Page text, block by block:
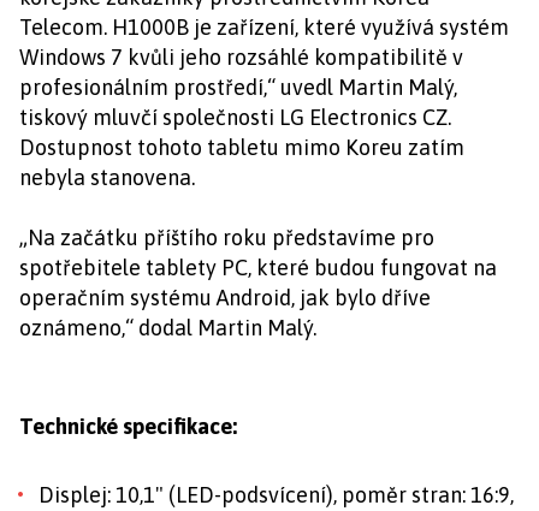
Telecom. H1000B je zařízení, které využívá systém
Windows 7 kvůli jeho rozsáhlé kompatibilitě v
profesionálním prostředí,“ uvedl Martin Malý,
tiskový mluvčí společnosti LG Electronics CZ.
Dostupnost tohoto tabletu mimo Koreu zatím
nebyla stanovena.
„Na začátku příštího roku představíme pro
spotřebitele tablety PC, které budou fungovat na
operačním systému Android, jak bylo dříve
oznámeno,“ dodal Martin Malý.
Technické specifikace:
Displej: 10,1" (LED-podsvícení), poměr stran: 16:9,